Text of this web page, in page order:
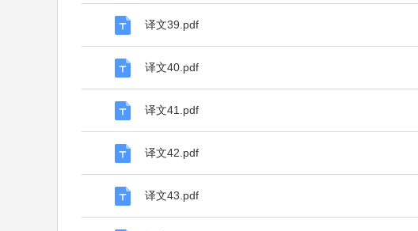
译文39.pdf
译文40.pdf
译文41.pdf
译文42.pdf
译文43.pdf